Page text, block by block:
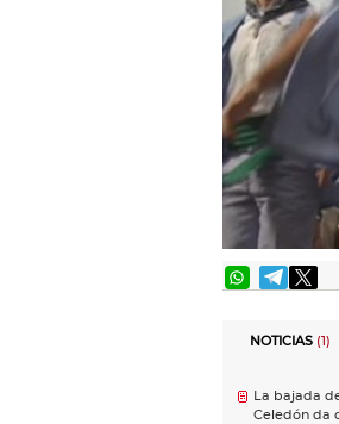
NOTICIAS (1)
La bajada
Celedón da